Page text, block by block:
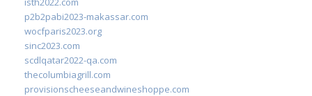
p2b2pabi2023-makassar.com
wocfparis2023.org
sinc2023.com
scdlqatar2022-qa.com
thecolumbiagrill.com
provisionscheeseandwineshoppe.com